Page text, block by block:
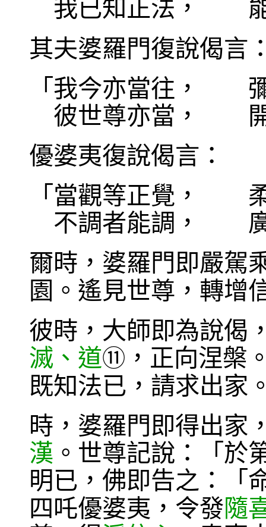
我已知正法，
其夫婆羅門復說偈言
「我今亦當往，
彼世尊亦當， 開
優婆夷復說偈言：
「當觀等正覺，
不調者能調，
爾時，婆羅門即嚴駕
園。遙見世尊，轉增
彼時，大師即為說偈
滅、道⑪ ，正向涅槃
既知法已，請求出家
時，婆羅門即得出家
漢 。世尊記說：「於
明已，佛即告之：「
四吒優婆夷，令發隨